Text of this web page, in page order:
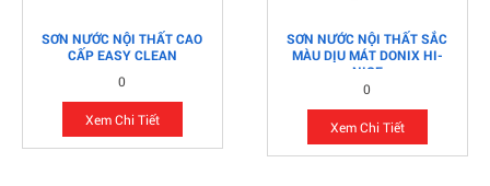
SƠN NƯỚC NỘI THẤT CAO
CẤP EASY CLEAN
0
Xem Chi Tiết
SƠN NƯỚC NỘI THẤT SẮC
MÀU DỊU MÁT DONIX HI-
NICE
0
Xem Chi Tiết